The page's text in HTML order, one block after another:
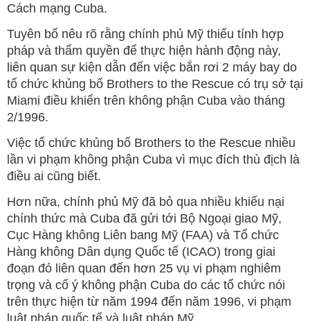
Cách mạng Cuba.
Tuyên bố nêu rõ rằng chính phủ Mỹ thiếu tính hợp
pháp và thẩm quyền để thực hiện hành động này,
liên quan sự kiện dẫn đến việc bắn rơi 2 máy bay do
tổ chức khủng bố Brothers to the Rescue có trụ sở tại
Miami điều khiển trên không phận Cuba vào tháng
2/1996.
Việc tổ chức khủng bố Brothers to the Rescue nhiều
lần vi phạm không phận Cuba vì mục đích thù địch là
điều ai cũng biết.
Hơn nữa, chính phủ Mỹ đã bỏ qua nhiều khiếu nại
chính thức mà Cuba đã gửi tới Bộ Ngoại giao Mỹ,
Cục Hàng không Liên bang Mỹ (FAA) và Tổ chức
Hàng không Dân dụng Quốc tế (ICAO) trong giai
đoạn đó liên quan đến hơn 25 vụ vi phạm nghiêm
trọng và cố ý không phận Cuba do các tổ chức nói
trên thực hiện từ năm 1994 đến năm 1996, vi phạm
luật pháp quốc tế và luật pháp Mỹ.